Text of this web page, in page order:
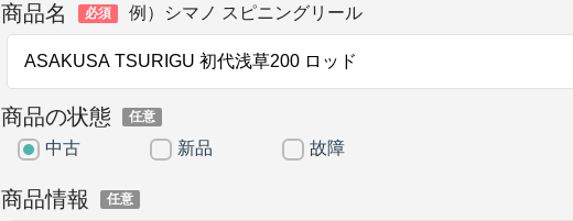
商品名
必須 例）シマノ スピニングリール
商品の状態 任意
中古 新品 故障
商品情報 任意